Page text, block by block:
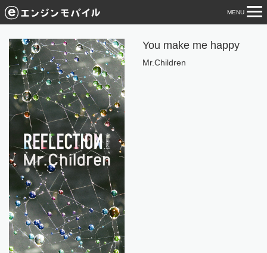
MENU
You make me happy
Mr.Children